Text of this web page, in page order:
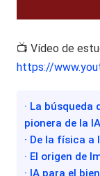
📺 Vídeo de
https://
· La
pionera de la IA
· De la física a
· El origen de
· IA para el